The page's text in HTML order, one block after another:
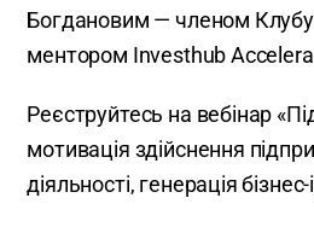
Богдановим — членом
ментором Investhub
Реєструйтесь на вебінар
мотивація здійснення
діяльності, генерація бізнес-